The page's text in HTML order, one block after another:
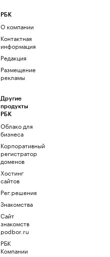
РБК
О компании
Контактная
информация
Редакция
Размещение
рекламы
Другие
продукты
РБК
Облако для
бизнеса
Корпоративный
регистратор
доменов
Хостинг
сайтов
Рег.решения
Знакомства
Сайт
знакомств
podbor.ru
РБК
Компании